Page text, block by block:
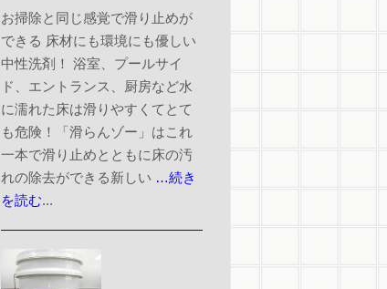
お掃除と同じ感覚で滑り止めが
できる 床材にも環境にも優しい
中性洗剤！ 浴室、プールサイ
ド、エントランス、厨房など水
に濡れた床は滑りやすくてとて
も危険！「滑らんゾー」はこれ
一本で滑り止めとともに床の汚
れの除去ができる新しい …続き
を読む...